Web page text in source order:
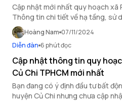
Cập nhật mới nhất quy hoạch xã
Thông tin chi tiết về hạ tầng, sử
bất động sản đáng chú ý tại khu
Hoàng Nam 07/11/2024
Diễn đàn 6 phút đọc
Cập nhật thông tin quy
Củ Chi TPHCM mới nhất
Bạn đang có ý định đầu tư bất
huyện Củ Chi nhưng chưa cập